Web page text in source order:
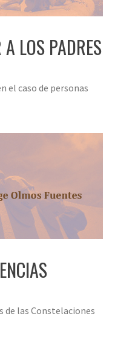
LOS PADRES
el caso de personas
de las Constelaciones